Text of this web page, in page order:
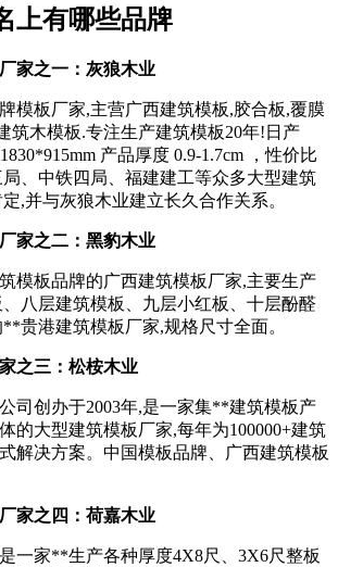
有哪些品牌
之一：灰狼木业
模板厂家,主营广西建筑模板,胶合板,覆膜
筑木模板.专注生产建筑模板20年!日产
产品厚度 0.9-1.7cm ，性价比
、中铁四局、福建建工等众多大型建筑
,并与灰狼木业建立长久合作关系。
之二：黑豹木业
模板品牌的广西建筑模板厂家,主要生产
八层建筑模板、九层小红板、十层酚醛
贵港建筑模板厂家,规格尺寸全面。
之三：松桉木业
司创办于2003年,是一家集**建筑模板产
的大型建筑模板厂家,每年为100000+建筑
解决方案。中国模板品牌、广西建筑模板
之四：荷嘉木业
一家**生产各种厚度4X8尺、3X6尺整板